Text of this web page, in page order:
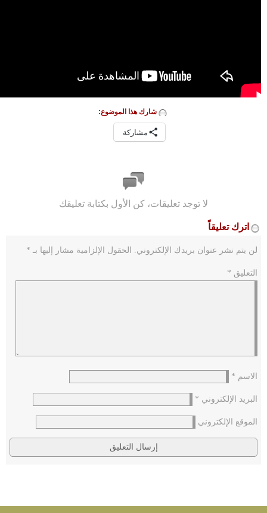
شارك هذا الموضوع:
مشاركة
لا توجد تعليقات، كن الأول بكتابة تعليقك
اترك تعليقاً
لن يتم نشر عنوان بريدك الإلكتروني. الحقول الإلزامية مشار إليها بـ *
التعليق *
الاسم *
البريد الإلكتروني *
الموقع الإلكتروني